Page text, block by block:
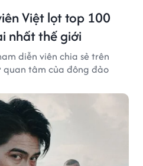
Việt lọt top 100
nhất thế giới
diễn viên chia sẻ trên
tâm của đông đảo